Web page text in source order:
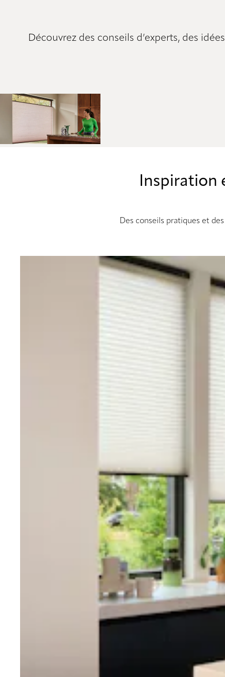
Découvrez des conseils d’experts, des
Inspiration
Des conseils pratiques et